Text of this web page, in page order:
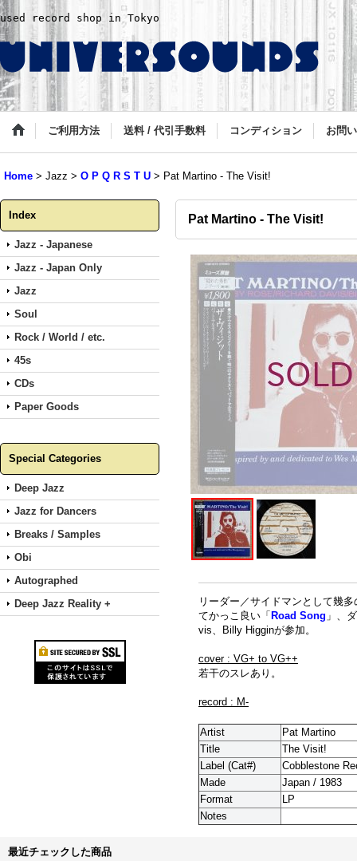
used record shop in Tokyo
ご利用方法 送料 / 代引手数料 コンディション お問
Home > Jazz > O P Q R S T U > Pat Martino - The Visit!
Index
Jazz - Japanese
Jazz - Japan Only
Jazz
Soul
Rock / World / etc.
45s
CDs
Paper Goods
Special Categories
Deep Jazz
Jazz for Dancers
Breaks / Samples
Obi
Autographed
Deep Jazz Reality +
Pat Martino - The Visit!
リーダー／サイドマンとして幾
てかっこ良い「 Road Song 」、
vis、Billy Higginが参加。
cover : VG+ to VG++
若干のスレあり。
record : M-
Artist
Pat Martino
Title
The Visit!
Label (Cat#)
Cobblestone
Made
Japan / 1983
Format
LP
Notes
最近チェックした商品